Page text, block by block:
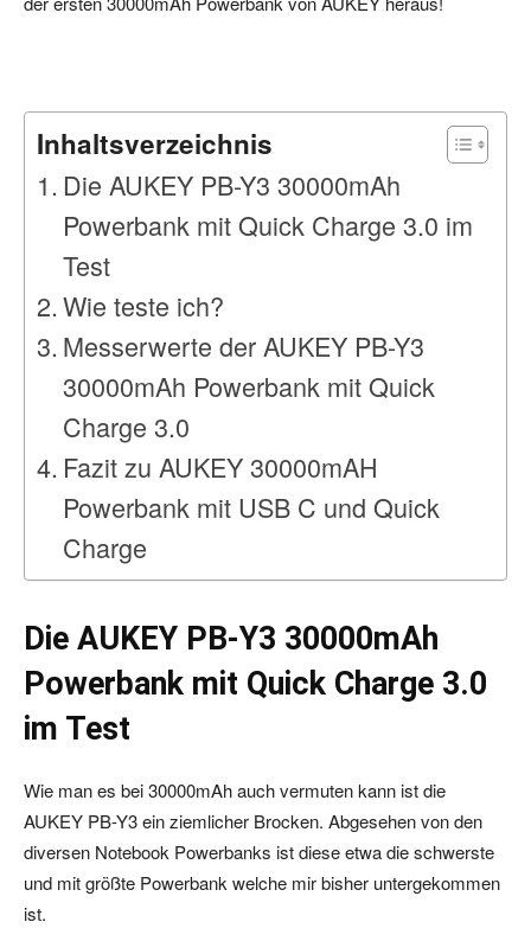
Inhaltsverzeichnis
Die AUKEY PB-Y3 30000mAh
Powerbank mit Quick Charge 3.0 im
Test
Wie teste ich?
Messerwerte der AUKEY PB-Y3
30000mAh Powerbank mit Quick
Charge 3.0
Fazit zu AUKEY 30000mAH
Powerbank mit USB C und Quick
Charge
Die AUKEY PB-Y3 30000mAh
Powerbank mit Quick Charge 3.0
im Test
Wie man es bei 30000mAh auch vermuten kann ist die
AUKEY PB-Y3 ein ziemlicher Brocken. Abgesehen von den
diversen Notebook Powerbanks ist diese etwa die schwerste
und mit größte Powerbank welche mir bisher untergekommen
ist.